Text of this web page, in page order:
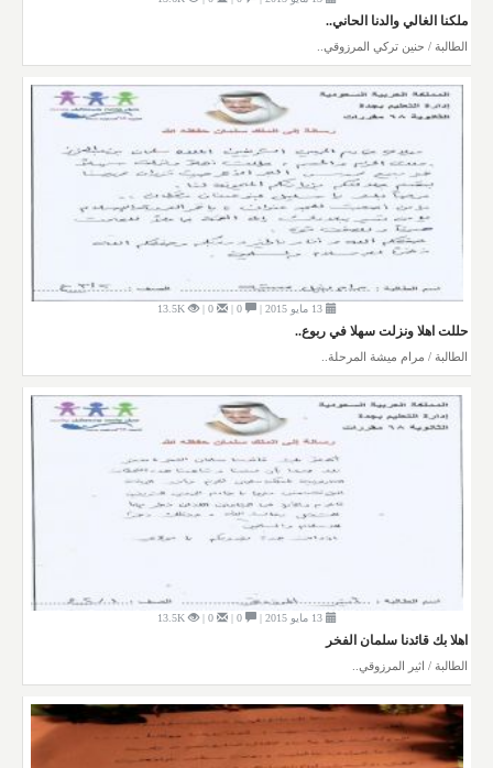
ملكنا الغالي والدنا الحاني..
الطالبة / حنين تركي المرزوقي..
13.5K
حللت اهلا ونزلت سهلا في ربوع..
الطالبة / مرام ميشة المرحلة..
13.5K
اهلا بك قائدنا سلمان الفخر
الطالبة / اثير المرزوقي..